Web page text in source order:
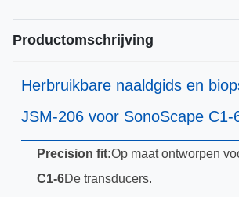
Productomschrijving
Herbruikbare naaldgids en
JSM-206 voor SonoScape C1-
Precision fit:Op maat ontworpen
C1-6De transducers.